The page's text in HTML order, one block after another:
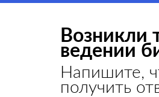
Возникли
ведении
Напишите,
получить